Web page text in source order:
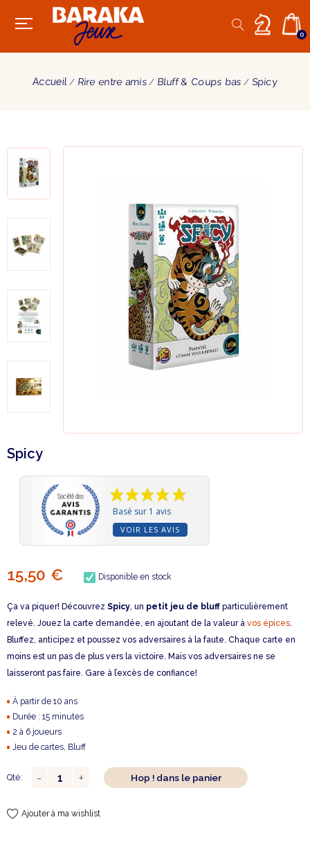
0
Accueil Rire entre amis Bluff & Coups bas Spicy
Spicy
Basé sur 1 avis
VOIR LES AVIS
15,50 € Disponible en stock
Ça va piquer! Découvrez Spicy , un petit jeu de bluff particulièrement
relevé. Jouez la carte demandée, en ajoutant de la valeur à vos épices
Bluffez, anticipez et poussez vos adversaires à la faute. Chaque carte en
moins est un pas de plus vers la victoire. Mais vos adversaires ne se
laisseront pas faire. Gare à l’excès de confiance!
À partir de 10 ans
Durée : 15 minutes
2 à 6 joueurs
Jeu de cartes, Bluff
Qté: Hop ! dans le panier
Ajouter à ma wishlist